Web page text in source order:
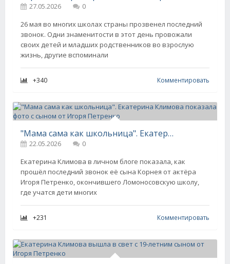
27.05.2026
0
26 мая во многих школах страны прозвенел последний
звонок. Одни знаменитости в этот день провожали
своих детей и младших родственников во взрослую
жизнь, другие вспоминали
+340 Комментировать
"Мама сама как школьница". Екатерина Климова показала фото с сыном от Игоря Петренко
22.05.2026
0
Екатерина Климова в личном блоге показала, как
прошёл последний звонок её сына Корнея от актёра
Игоря Петренко, окончившего Ломоносовскую школу,
где учатся дети многих
+231 Комментировать